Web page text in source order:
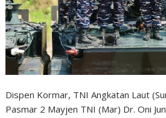
Dispen Kormar, TNI Angkatan Laut
Pasmar 2 Mayjen TNI (Mar) Dr. Oni